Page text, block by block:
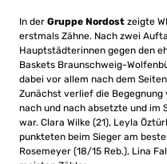
In der Gruppe Nordost zeigte
erstmals Zähne. Nach zwei
Hauptstädterinnen gegen den
Baskets Braunschweig-
dabei vor allem nach dem
Zunächst verlief die Begegnung
nach und nach absetzte und im
war. Clara Wilke (21), Leyla
punkteten beim Sieger am
Rosemeyer (18/15 Reb.), Lina